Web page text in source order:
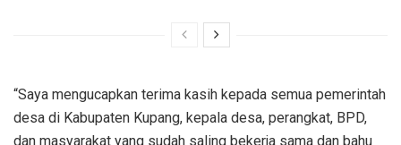
“Saya mengucapkan terima kasih kepada semua pemerintah
desa di Kabupaten Kupang, kepala desa, perangkat, BPD,
dan masyarakat yang sudah saling bekerja sama dan bahu